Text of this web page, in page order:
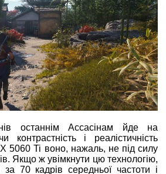
останнім Ассасінам йде на
контрастність і реалістичність
5060 Ti воно, нажаль, не під силу
Якщо ж увімкнути цю технологію,
70 кадрів середньої частоти і